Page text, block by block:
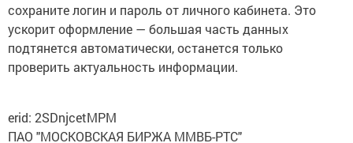
сохраните логин и пароль от личного кабинета. Это
ускорит оформление — большая часть данных
подтянется автоматически, останется только
проверить актуальность информации.
erid: 2SDnjcetMPM
ПАО "МОСКОВСКАЯ БИРЖА ММВБ-РТС"